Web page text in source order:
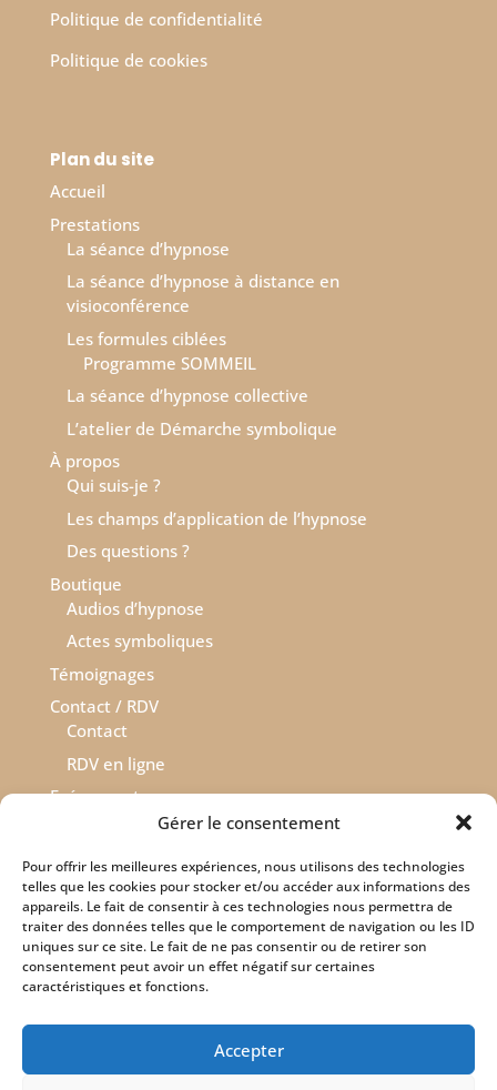
Gérer le consentement
Pour offrir les meilleures expériences, nous utilisons des technologies
telles que les cookies pour stocker et/ou accéder aux informations des
appareils. Le fait de consentir à ces technologies nous permettra de
traiter des données telles que le comportement de navigation ou les ID
uniques sur ce site. Le fait de ne pas consentir ou de retirer son
consentement peut avoir un effet négatif sur certaines
caractéristiques et fonctions.
Accepter
Politique de confidentialité
Politique de cookies
Plan du site
Accueil
Prestations
La séance d’hypnose
La séance d’hypnose à distance en
visioconférence
Les formules ciblées
Programme SOMMEIL
La séance d’hypnose collective
L’atelier de Démarche symbolique
À propos
Qui suis-je ?
Les champs d’application de l’hypnose
Des questions ?
Boutique
Audios d’hypnose
Actes symboliques
Témoignages
Contact / RDV
Contact
RDV en ligne
Evénements
Retrouvez-moi sur les réseaux sociaux